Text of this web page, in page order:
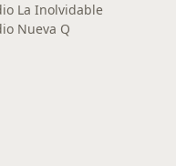
La Inolvidable
Nueva Q